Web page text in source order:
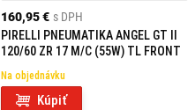
160,95 € s DPH
PIRELLI PNEUMATIKA ANGEL GT II
120/60 ZR 17 M/C (55W) TL FRONT
Na objednávku
Kúpiť